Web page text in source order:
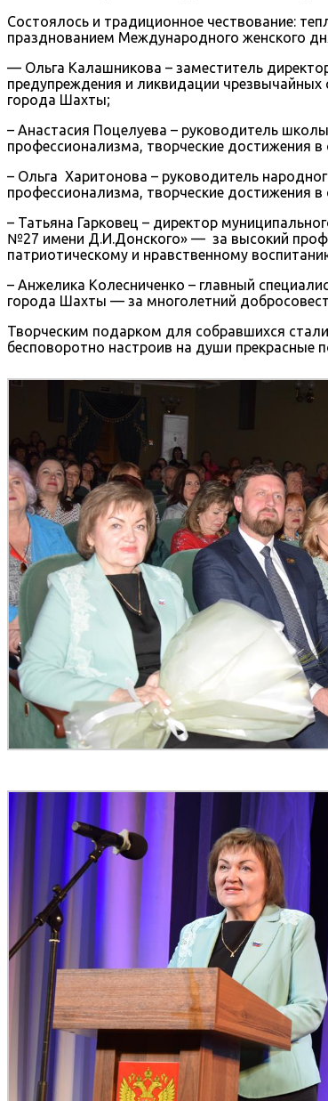
Состоялось и традиционное чествование:
празднованием Международного женского
— Ольга Калашникова – заместитель
предупреждения и ликвидации
города Шахты;
– Анастасия Поцелуева – руководитель
профессионализма, творческие достижения
– Ольга Харитонова – руководитель
профессионализма, творческие достижения
– Татьяна Гарковец – директор
№27 имени Д.И.Донского» — за высокий
патриотическому и нравственному
– Анжелика Колесниченко – главный
города Шахты — за многолетний
Творческим подарком для собравшихся
бесповоротно настроив на души прекрасные